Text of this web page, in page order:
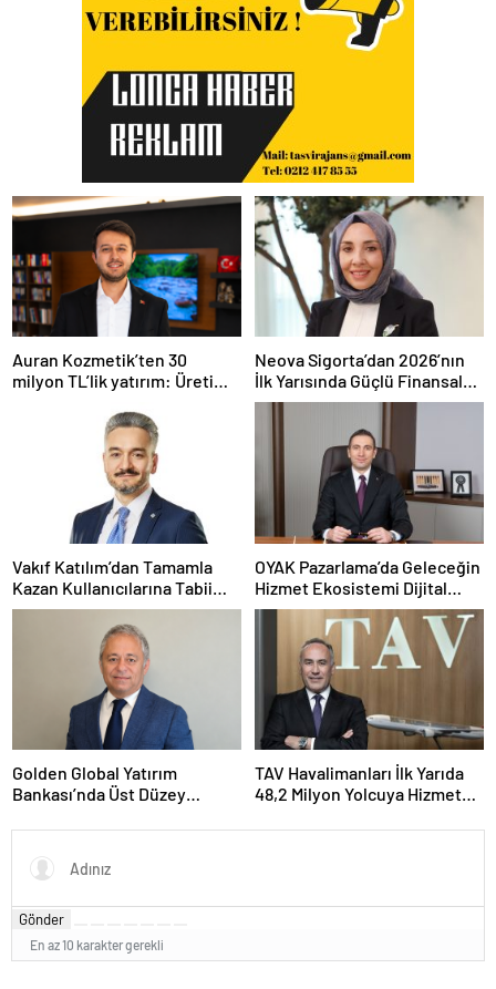
Auran Kozmetik’ten 30
milyon TL’lik yatırım: Üretim
Neova Sigorta’dan 2026’nın
İlk Yarısında Güçlü Finansal
Performans
Vakıf Katılım’dan Tamamla
Kazan Kullanıcılarına Tabii
Premium Fırsatı
OYAK Pazarlama’da Geleceğin
Hizmet Ekosistemi Dijital
Dönüşümle Şekilleniyor
Golden Global Yatırım
Bankası’nda Üst Düzey
Yönetim Kurulu Üyesi Oldu
TAV Havalimanları İlk Yarıda
48,2 Milyon Yolcuya Hizmet
Gönder
En az 10 karakter gerekli